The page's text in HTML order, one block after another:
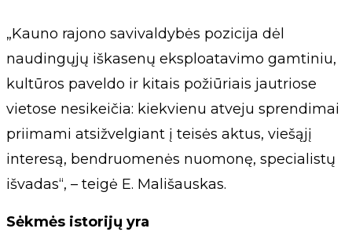
„Kauno rajono savivaldybės pozicija dėl
naudingųjų iškasenų eksploatavimo gamtiniu,
kultūros paveldo ir kitais požiūriais jautriose
vietose nesikeičia: kiekvienu atveju sprendimai
priimami atsižvelgiant į teisės aktus, viešąjį
interesą, bendruomenės nuomonę, specialistų
išvadas“, – teigė E. Mališauskas.
Sėkmės istorijų yra